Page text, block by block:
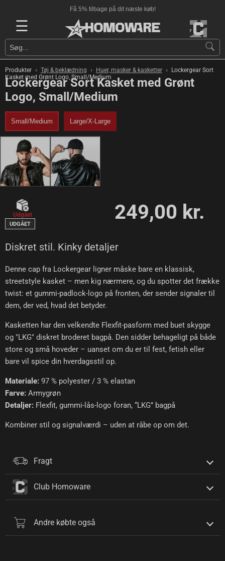
Få 5% tilbage på dit næste køb!
☰
Produkter › Tøj & beklædning › Huer, masker & kasketter ›
Lockergear Sort
Kasket med Grønt Logo, Small/Medium
Lockergear Sort Kasket med Grønt
Logo, Small/Medium
Small/Medium Large/X-Large
Udgået
UDGÅET
249,00 kr.
Diskret stil. Kinky detaljer
Denne cap fra Lockergear ligner måske bare en klassisk,
streetstyle kasket – men kig nærmere, og du spotter det frække
twist: et gummi-padlock-logo på fronten, der sender signaler til
dem, der ved, hvad det betyder.
Kasketten har den velkendte Flexfit-pasform med buet skygge
og "LKG" diskret broderet bagpå. Den sidder behageligt på både
store og små hoveder – uanset om du er til fest, fetish eller
bare vil spice din hverdagsstil op.
Materiale: 97 % polyester / 3 % elastan
Farve: Armygrøn
Detaljer: Flexfit, gummi-lås-logo foran, “LKG” bagpå
Kombiner stil og signalværdi – uden at råbe op om det.
Fragt
Club Homoware
Andre købte også